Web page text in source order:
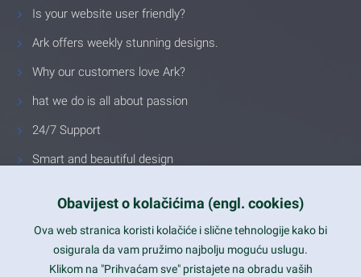
Is your website user friendly?
Ark offers weekly stunning designs.
Why our customers love Ark?
hat we do is all about passion
24/7 Support
Smart and beautiful design
Latest trends and much more...
Obavijest o kolačićima (engl. cookies)
Ova web stranica koristi kolačiće i slične tehnologije kako bi
osigurala da vam pružimo najbolju moguću uslugu.
Klikom na "Prihvaćam sve" pristajete na obradu vaših